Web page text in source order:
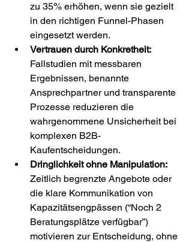
zu 35% erhöhen, wenn sie gezielt
in den richtigen Funnel-Phasen
eingesetzt werden.
Vertrauen durch Konkretheit:
Fallstudien mit messbaren
Ergebnissen, benannte
Ansprechpartner und transparente
Prozesse reduzieren die
wahrgenommene Unsicherheit bei
komplexen B2B-
Kaufentscheidungen.
Dringlichkeit ohne Manipulation:
Zeitlich begrenzte Angebote oder
die klare Kommunikation von
Kapazitätsengpässen (“Noch 2
Beratungsplätze verfügbar”)
motivieren zur Entscheidung, ohne